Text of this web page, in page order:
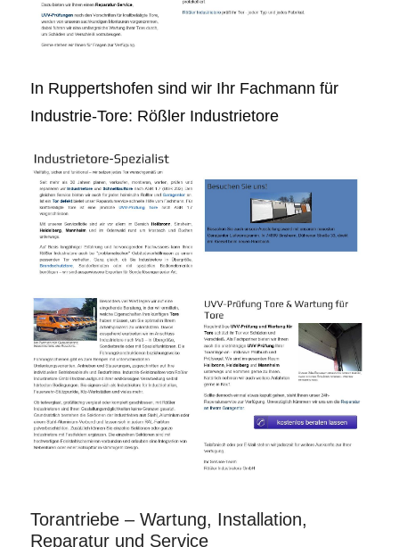
In Ruppertshofen sind wir Ihr Fachmann für
Industrie-Tore: Rößler Industrietore
Torantriebe – Wartung, Installation,
Reparatur und Service